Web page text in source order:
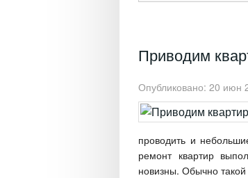
Приводим
Опубликовано: 20 июн
проводить и
ремонт квартир
новизны. Обычно